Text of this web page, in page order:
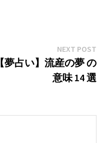
NEXT POST
【夢占い】流産の夢 の
意味 14 選